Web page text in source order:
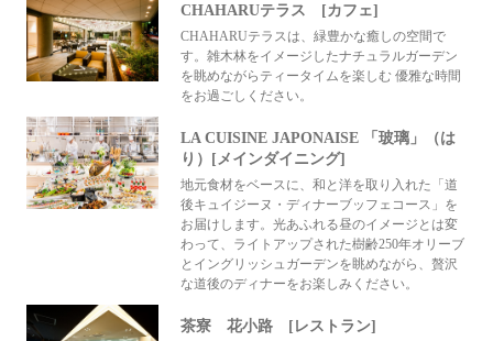
CHAHARUテラス [カフェ]
CHAHARUテラスは、緑豊かな癒しの空間で
す。雑木林をイメージしたナチュラルガーデン
を眺めながらティータイムを楽しむ 優雅な時間
をお過ごしください。
LA CUISINE JAPONAISE 「玻璃」（は
り）[メインダイニング]
地元食材をベースに、和と洋を取り入れた「道
後キュイジーヌ・ディナーブッフェコース」を
お届けします。光あふれる昼のイメージとは変
わって、ライトアップされた樹齢250年オリーブ
とイングリッシュガーデンを眺めながら、贅沢
な道後のディナーをお楽しみください。
茶寮 花小路 [レストラン]